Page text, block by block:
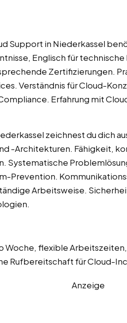
Support in Niederkassel
Englisch für
Zertifizierungen.
Verständnis für Cloud-
Erfahrung mit
zeichnest du dich
-Architekturen. Fähigkeit,
Systematische
Prevention.
Arbeitsweise.
Woche, flexible
Rufbereitschaft für Cloud-
Anzeige